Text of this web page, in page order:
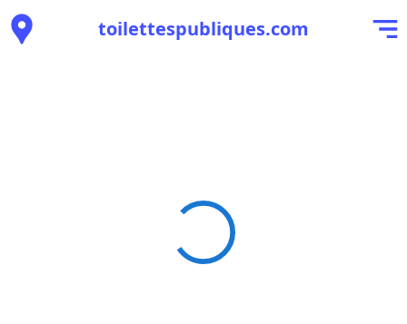
toilettespubliques.com